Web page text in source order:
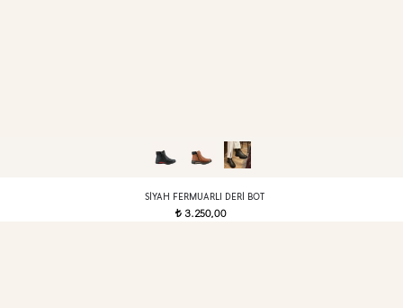
SIYAH FERMUARLI DERI BOT
t3.250,00